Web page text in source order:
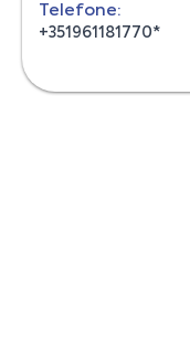
Telefone:
+351961181770*